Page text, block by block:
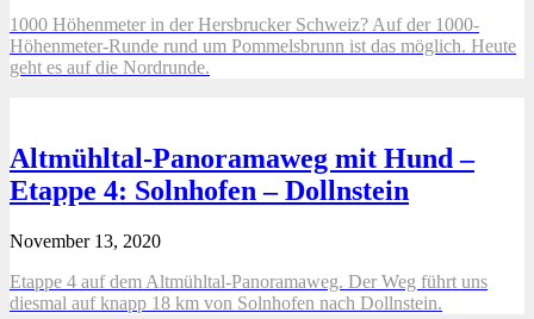
1000 Höhenmeter in der Hersbrucker Schweiz? Auf der 1000-
Höhenmeter-Runde rund um Pommelsbrunn ist das möglich. Heute
geht es auf die Nordrunde.
Altmühltal-Panoramaweg mit Hund –
Etappe 4: Solnhofen – Dollnstein
November 13, 2020
Etappe 4 auf dem Altmühltal-Panoramaweg. Der Weg führt uns
diesmal auf knapp 18 km von Solnhofen nach Dollnstein.